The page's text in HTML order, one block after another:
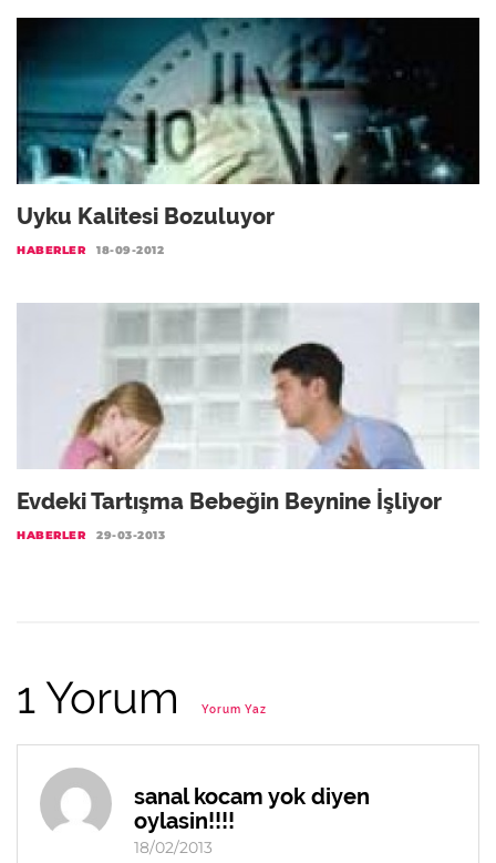
Uyku Kalitesi Bozuluyor
HABERLER 18-09-2012
Evdeki Tartışma Bebeğin Beynine İşliyor
HABERLER 29-03-2013
1 Yorum Yorum Yaz
sanal kocam yok diyen
oylasin!!!!
18/02/2013